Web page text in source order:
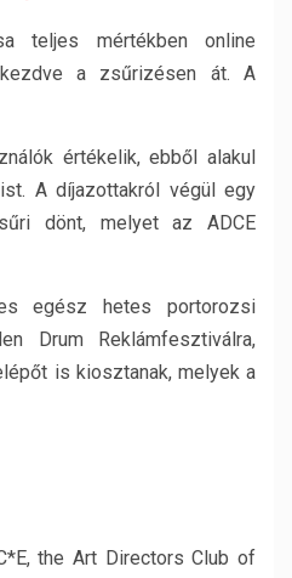
teljes mértékben online
a zsűrizésen át. A
értékelik, ebből alakul
A díjazottakról végül egy
dönt, melyet az ADCE
egész hetes portorozsi
Drum Reklámfesztiválra,
is kiosztanak, melyek a
the Art Directors Club of